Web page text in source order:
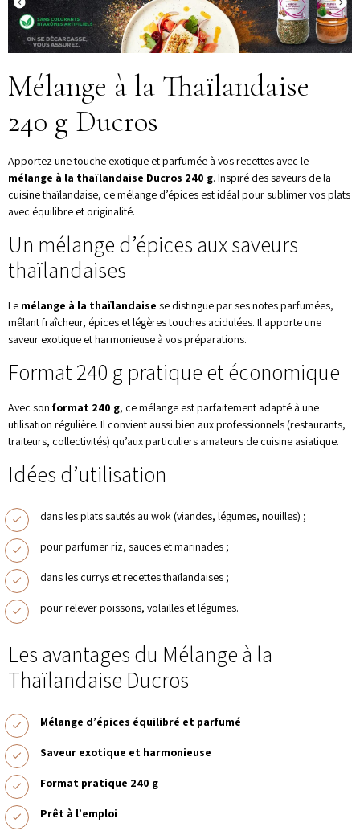
Mélange à la Thaïlandaise
240 g Ducros
Apportez une touche exotique et parfumée à vos recettes avec le
mélange à la thaïlandaise Ducros 240 g. Inspiré des saveurs de la
cuisine thaïlandaise, ce mélange d’épices est idéal pour sublimer vos plats
avec équilibre et originalité.
Un mélange d’épices aux saveurs
thaïlandaises
Le mélange à la thaïlandaise se distingue par ses notes parfumées,
mêlant fraîcheur, épices et légères touches acidulées. Il apporte une
saveur exotique et harmonieuse à vos préparations.
Format 240 g pratique et économique
Avec son format 240 g, ce mélange est parfaitement adapté à une
utilisation régulière. Il convient aussi bien aux professionnels (restaurants,
traiteurs, collectivités) qu’aux particuliers amateurs de cuisine asiatique.
Idées d’utilisation
dans les plats sautés au wok (viandes, légumes, nouilles) ;
pour parfumer riz, sauces et marinades ;
dans les currys et recettes thaïlandaises ;
pour relever poissons, volailles et légumes.
Les avantages du Mélange à la
Thaïlandaise Ducros
Mélange d’épices équilibré et parfumé
Saveur exotique et harmonieuse
Format pratique 240 g
Prêt à l’emploi